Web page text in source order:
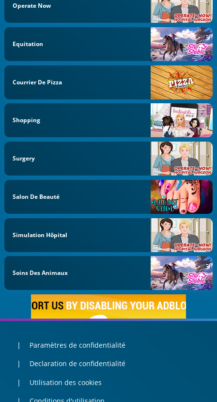
Operate Now
Equitation
Courrier De Pizza
Shopping
Surgery
Salon De Beauté
Simulation Hôpital
Soins Des Animaux
Paramètres de confidentialité
Declaration de confidentialité
Utilisation des cookies